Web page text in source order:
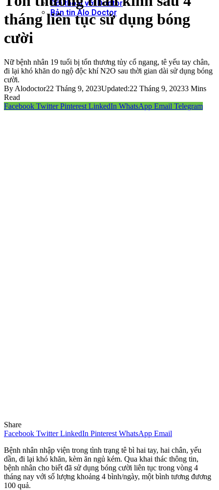
Đối thoại với Doctor
Bản tin Alo Doctor
tháng liên tục sử dụng bóng
cười
Nữ bệnh nhân 19 tuổi bị tổn thương tủy cổ ngang, tê yếu tay chân,
đi lại khó khăn do ngộ độc khí N2O sau thời gian dài sử dụng bóng
cười.
By Alodoctor22 Tháng 9, 2023Updated:22 Tháng 9, 20233 Mins
Read
Facebook Twitter Pinterest LinkedIn WhatsApp Email Telegram
Share
Facebook Twitter LinkedIn Pinterest WhatsApp Email
Bệnh nhân nhập viện trong tình trạng tê bì hai tay, hai chân, yếu
dần, đi lại khó khăn, kèm ăn ngủ kém. Qua khai thác thông tin,
bệnh nhân cho biết đã sử dụng bóng cười liên tục trong vòng 4
tháng nay với số lượng khoảng 4 bình/ngày, một bình tương đương
100 quả.